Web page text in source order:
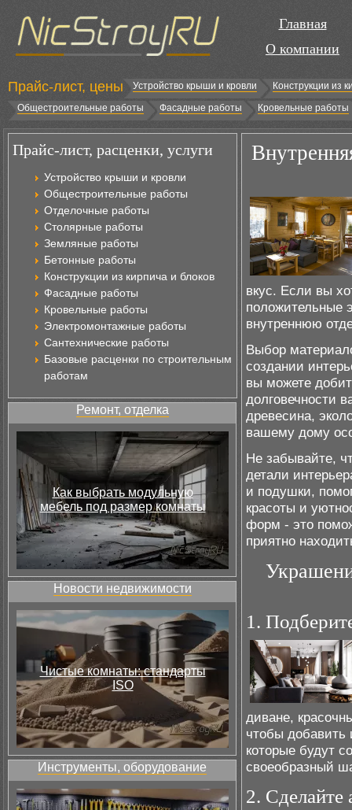
Главная
О компании
Прайс-лист, цены Устройство крыши и кровли
Конструкции из
Общестроительные работы
Фасадные работы Кровельные работы
Прайс-лист, расценки, услуги
Устройство крыши и кровли
Общестроительные работы
Отделочные работы
Столярные работы
Земляные работы
Бетонные работы
Конструкции из кирпича и блоков
Фасадные работы
Кровельные работы
Электромонтажные работы
Сантехнические работы
Базовые расценки по строительным
работам
Ремонт, отделка
Как выбрать модульную
мебель под размер комнаты
Новости недвижимости
Чистые комнаты: стандарты
ISO
Инструменты, оборудование
вкус. Если вы
положительные
внутреннюю
Выбор
создании
вы можете
долговечности
древесина,
вашему дому
Не забывайте,
детали
и подушки,
красоты и
форм - это
приятно
1.
диване,
чтобы добавить
которые будут
своеобразный
2. Сделайте